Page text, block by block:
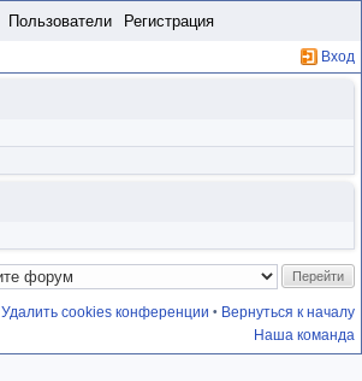
Пользователи Регистрация
Вход
• Вернуться к началу
Удалить cookies конференции
Наша команда